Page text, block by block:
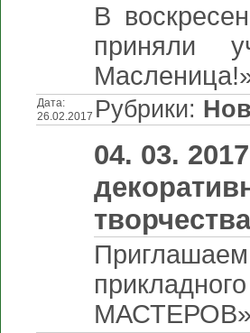
В
приняли
Дата:
26.02.2017 Рубрики:
04. 03.
творчества
МАСТЕРОВ».